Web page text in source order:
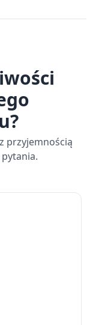
przyjemnością